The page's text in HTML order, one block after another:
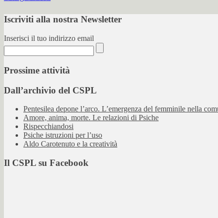
Iscriviti alla nostra Newsletter
Inserisci il tuo indirizzo email
Prossime attività
Dall’archivio del CSPL
Pentesilea depone l’arco. L’emergenza del femminile nella
Amore, anima, morte. Le relazioni di Psiche
Rispecchiandosi
Psiche istruzioni per l’uso
Aldo Carotenuto e la creatività
Il CSPL su Facebook